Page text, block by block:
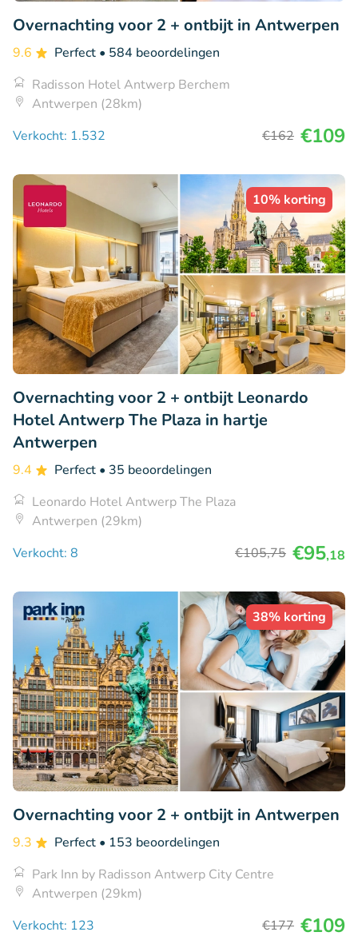
Overnachting voor 2 + ontbijt in Antwerpen
9.6 Perfect • 584 beoordelingen
Radisson Hotel Antwerp Berchem
Antwerpen (28km)
Verkocht: 1.532
€162 €109
10% korting
Overnachting voor 2 + ontbijt Leonardo
Hotel Antwerp The Plaza in hartje
Antwerpen
9.4 Perfect • 35 beoordelingen
Leonardo Hotel Antwerp The Plaza
Antwerpen (29km)
Verkocht: 8
€105,75 €95,18
38% korting
Overnachting voor 2 + ontbijt in Antwerpen
9.3 Perfect • 153 beoordelingen
Park Inn by Radisson Antwerp City Centre
Antwerpen (29km)
Verkocht: 123
€177 €109